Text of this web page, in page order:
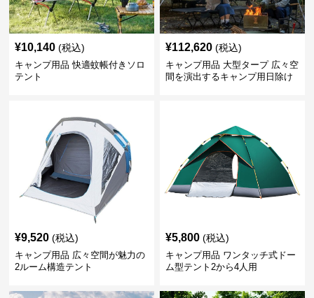
¥10,140 (税込)
キャンプ用品 快適蚊帳付きソロ
テント
¥112,620 (税込)
キャンプ用品 大型タープ 広々空
間を演出するキャンプ用日除け
¥9,520 (税込)
キャンプ用品 広々空間が魅力の
2ルーム構造テント
¥5,800 (税込)
キャンプ用品 ワンタッチ式ドー
ム型テント2から4人用